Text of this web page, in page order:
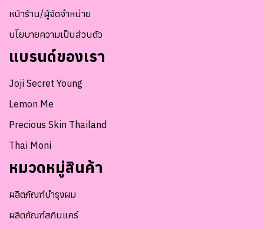
หน้าร้าน/ผู้จัดจำหน่าย
นโยบายความเป็นส่วนตัว
แบรนด์ของเรา
Joji Secret Young
Lemon Me
Precious Skin Thailand
Thai Moni
หมวดหมู่สินค้า
ผลิตภัณฑ์บำรุงผม
ผลิตภัณฑ์สกินแคร์